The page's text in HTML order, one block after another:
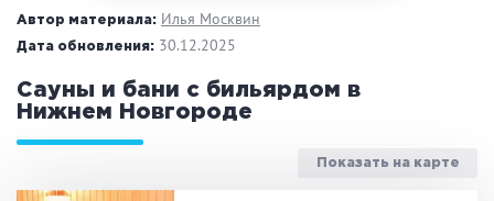
Русская баня
Финская сауна
На дровах
Автор материала: Илья Москвин
Дата обновления: 30.12.2025
Сауны и бани с бильярдом в
Нижнем Новгороде
Показать на карте